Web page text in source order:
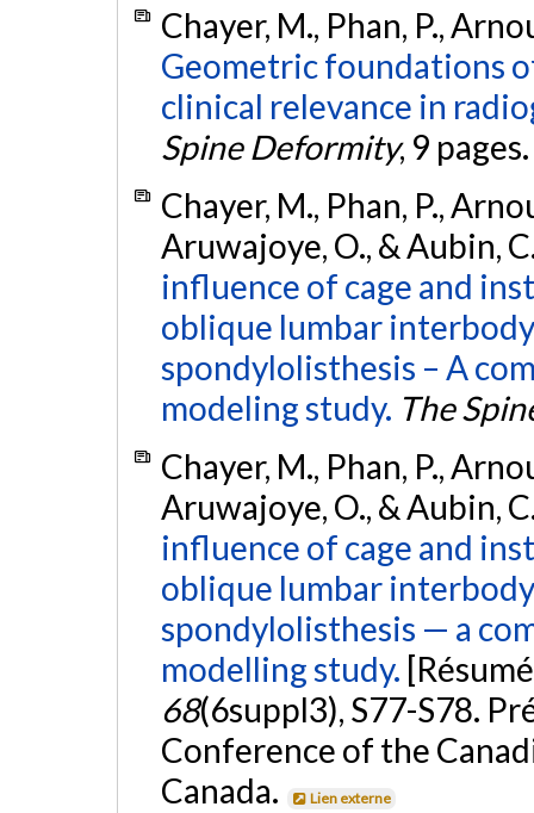
Chayer, M., Phan, P.,
Geometric foundations
clinical relevance in
Spine Deformity, 9 pages.
Chayer, M., Phan, P.,
Aruwajoye, O., & Aubin,
influence of cage and
oblique lumbar
spondylolisthesis – A
modeling study. The
Chayer, M., Phan, P.,
Aruwajoye, O., & Aubin,
influence of cage and
oblique lumbar
spondylolisthesis — a
modelling study.
68(6suppl3), S77-S78.
Conference of the
Canada.
Lien externe